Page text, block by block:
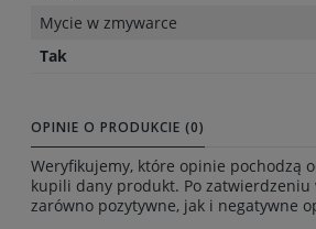
Mycie w zmywarce
Tak
OPINIE O PRODUKCIE (0)
Weryfikujemy, które opinie pochodzą
kupili dany produkt. Po zatwierdzeniu
zarówno pozytywne, jak i negatywne